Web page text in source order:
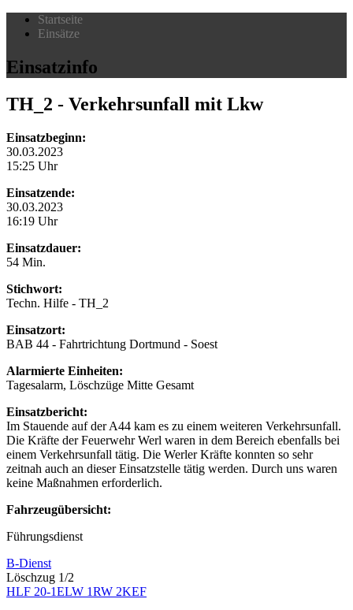
Startseite
Einsätze
Einsatzinfo
TH_2 - Verkehrsunfall mit Lkw
Einsatzbeginn:
30.03.2023
15:25 Uhr
Einsatzende:
30.03.2023
16:19 Uhr
Einsatzdauer:
54 Min.
Stichwort:
Techn. Hilfe - TH_2
Einsatzort:
BAB 44 - Fahrtrichtung Dortmund - Soest
Alarmierte Einheiten:
Tagesalarm, Löschzüge Mitte Gesamt
Einsatzbericht:
Im Stauende auf der A44 kam es zu einem weiteren Verkehrsunfall.
Die Kräfte der Feuerwehr Werl waren in dem Bereich ebenfalls bei
einem Verkehrsunfall tätig. Die Werler Kräfte konnten so sehr
zeitnah auch an dieser Einsatzstelle tätig werden. Durch uns waren
keine Maßnahmen erforderlich.
Fahrzeugübersicht:
Führungsdienst
B-Dienst
Löschzug 1/2
HLF 20-1ELW 1RW 2KEF